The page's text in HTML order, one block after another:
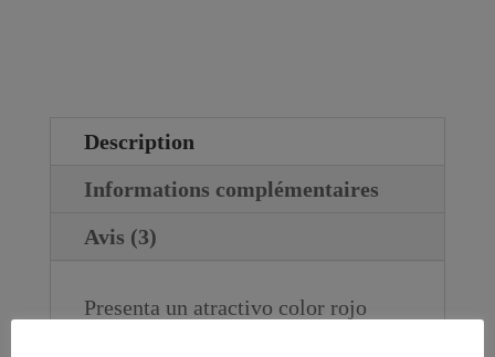
Description
Informations complémentaires
Avis (3)
Presenta un atractivo color rojo